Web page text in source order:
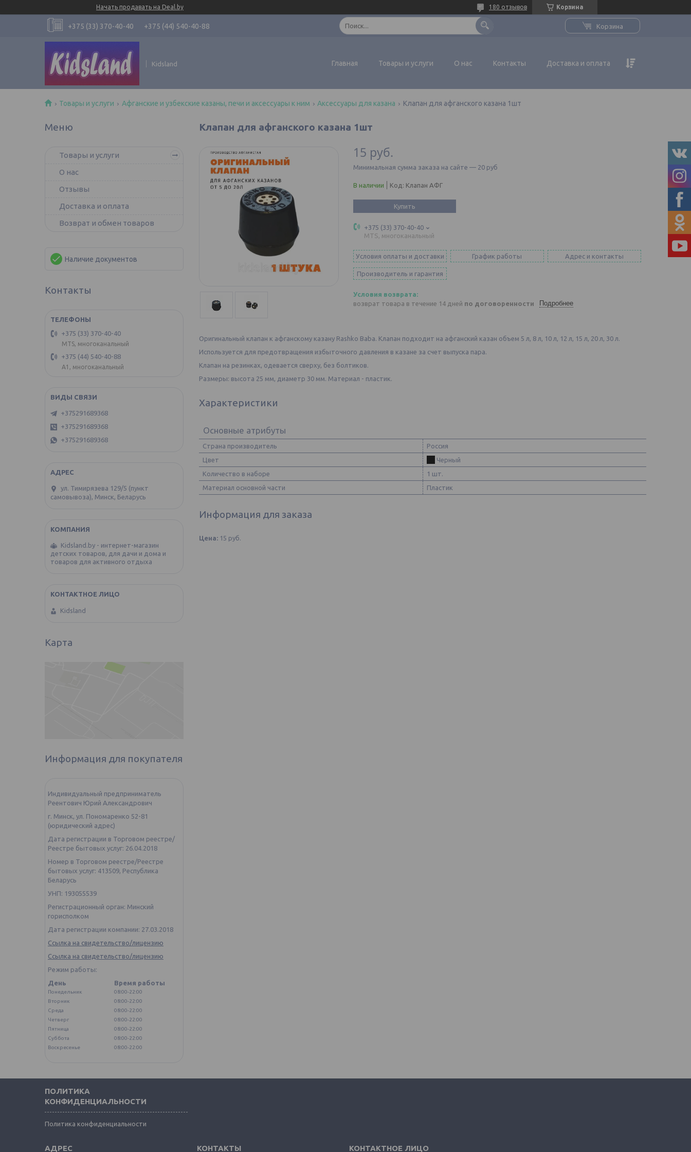
Начать продавать на Deal.by Корзина
180 отзывов
+375 (33) 370-40-40 +375 (44) 540-40-88 Корзина
Kidsland Главная Товары и услуги О нас Контакты Доставка и оплата
Товары и услуги Афганские и узбекские казаны, печи и аксессуары к ним Аксессуары для казана Клапан для афганского казана 1шт
Клапан для афганского казана 1шт
15 руб.
Минимальная сумма заказа на сайте — 20 руб
В наличии Код: Клапан АФГ
Купить
+375 (33) 370-40-40
MTS, многоканальный
Условия оплаты и доставки График работы Адрес и контакты
Производитель и гарантия
возврат товара в течение 14 дней по договоренности Подробнее
Оригинальный клапан к афганскому казану Rashko Baba. Клапан подходит на афганский казан объем 5 л, 8 л, 10 л, 12 л, 15 л, 20 л, 30 л.
Используется для предотвращения избыточного давления в казане за счет выпуска пара.
Клапан на резинках, одевается сверху, без болтиков.
Размеры: высота 25 мм, диаметр 30 мм. Материал - пластик.
Характеристики
Основные атрибуты
Страна производитель
Россия
Цвет
Черный
Количество в наборе
1 шт.
Материал основной части
Пластик
Информация для заказа
Цена: 15 руб.
Товары и услуги
О нас
Отзывы
Доставка и оплата
Возврат и обмен товаров
Наличие документов
Контакты
+375 (33) 370-40-40
MTS, многоканальный
+375 (44) 540-40-88
А1, многоканальный
+375291689368
+375291689368
+375291689368
ул. Тимирязева 129/5 (пункт
самовывоза), Минск, Беларусь
Kidsland.by - интернет-магазин
детских товаров, для дачи и дома и
товаров для активного отдыха
Kidsland
Карта
Информация для покупателя
Индивидуальный предприниматель
Реентович Юрий Александрович
г. Минск, ул. Пономаренко 52-81
(юридический адрес)
Дата регистрации в Торговом реестре/
Реестре бытовых услуг: 26.04.2018
Номер в Торговом реестре/Реестре
бытовых услуг: 413509, Республика
Беларусь
УНП: 193055539
Регистрационный орган: Минский
горисполком
Дата регистрации компании: 27.03.2018
Ссылка на свидетельство/лицензию
Ссылка на свидетельство/лицензию
Режим работы:
День
Время работы
Понедельник
08:00-22:00
Вторник
08:00-22:00
Среда
08:00-22:00
Четверг
08:00-22:00
Пятница
08:00-22:00
Суббота
08:00-22:00
Воскресенье
08:00-22:00
ПОЛИТИКА
КОНФИДЕНЦИАЛЬНОСТИ
Политика конфиденциальности